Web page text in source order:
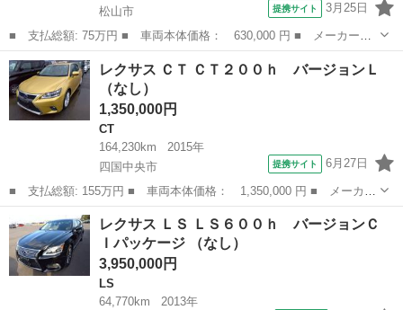
松山市
提携サイト 3月25日
■ 支払総額: 75万円 ■ 車両本体価格： 630,000 円 ■ メーカー
名： レクサス ■ 車種名： ＩＳ ■ グレード名： ＩＳ２５０
バージョンＳ クリアランスソナー オートクルーズコントロール
バックカメラ ナ...
愛媛 松山市 IS
レクサス ＣＴ ＣＴ２００ｈ バージョンＬ
（なし）
1,350,000円
CT
164,230km
2015年
四国中央市
提携サイト 6月27日
■ 支払総額: 155万円 ■ 車両本体価格： 1,350,000 円 ■ メーカー
名： レクサス ■ 車種名： ＣＴ ■ グレード名： ＣＴ２００
ｈ バージョンＬ ■ 排気量： 1800cc ■ ドア枚数： 5D ■ ミ...
四国中央市
レクサス ＬＳ ＬＳ６００ｈ バージョンＣ
Ｉパッケージ （なし）
3,950,000円
LS
64,770km
2013年